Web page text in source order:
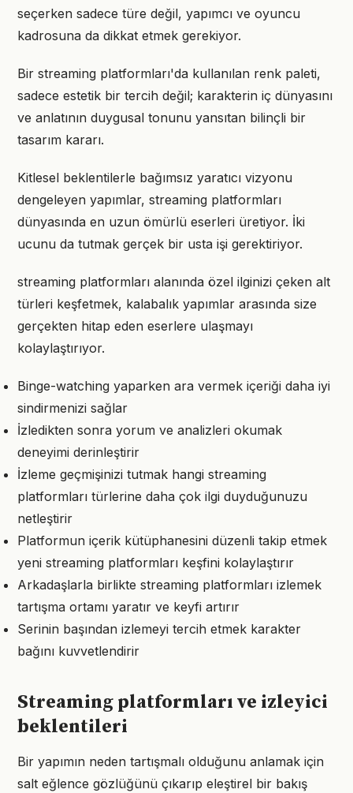
seçerken sadece türe değil, yapımcı ve oyuncu
kadrosuna da dikkat etmek gerekiyor.
Bir streaming platformları'da kullanılan renk paleti,
sadece estetik bir tercih değil; karakterin iç dünyasını
ve anlatının duygusal tonunu yansıtan bilinçli bir
tasarım kararı.
Kitlesel beklentilerle bağımsız yaratıcı vizyonu
dengeleyen yapımlar, streaming platformları
dünyasında en uzun ömürlü eserleri üretiyor. İki
ucunu da tutmak gerçek bir usta işi gerektiriyor.
streaming platformları alanında özel ilginizi çeken alt
türleri keşfetmek, kalabalık yapımlar arasında size
gerçekten hitap eden eserlere ulaşmayı
kolaylaştırıyor.
Binge-watching yaparken ara vermek içeriği daha iyi
sindirmenizi sağlar
İzledikten sonra yorum ve analizleri okumak
deneyimi derinleştirir
İzleme geçmişinizi tutmak hangi streaming
platformları türlerine daha çok ilgi duyduğunuzu
netleştirir
Platformun içerik kütüphanesini düzenli takip etmek
yeni streaming platformları keşfini kolaylaştırır
Arkadaşlarla birlikte streaming platformları izlemek
tartışma ortamı yaratır ve keyfi artırır
Serinin başından izlemeyi tercih etmek karakter
bağını kuvvetlendirir
Streaming platformları ve izleyici
beklentileri
Bir yapımın neden tartışmalı olduğunu anlamak için
salt eğlence gözlüğünü çıkarıp eleştirel bir bakış